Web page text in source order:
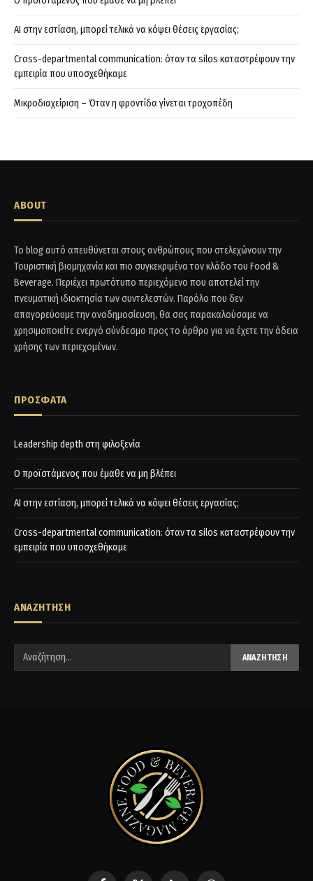
AI στην εστίαση, μπορεί τελικά να κόψει θέσεις εργασίας;
Cross-departmental communication: όταν τα silos καταστρέφουν την
εμπειρία που υποσχεθήκαμε
Μικροδιαχείριση – Όταν η φροντίδα γίνεται τροχοπέδη
ABOUT
Το blog αυτό απευθύνεται στους ανθρώπους που στελεχώνουν την
Τουριστική βιομηχανία και πιο συγκεκριμένα τον κλάδο του Food &
Beverage. Περιέχει πρωτότυπο περιεχόμενο που αποτελεί την
πνευματική ιδιοκτησία των συντελεστών. Παρόλο που δεν
απαγορεύουμε την αναδημοσίευση, θα σας παρακαλούσαμε να
χρησιμοποιείτε ενεργό σύνδεσμο προς το άρθρο για να έχετε την άδεια
χρήσης των περιεχομένων.
ΠΡΟΣΦΑΤΑ
Leadership depth στη φιλοξενία
Ο προϊστάμενος που έμαθε να μη βλέπει
AI στην εστίαση, μπορεί τελικά να κόψει θέσεις εργασίας;
Cross-departmental communication: όταν τα silos καταστρέφουν την
εμπειρία που υποσχεθήκαμε
ΑΝΑΖΗΤΗΣΗ